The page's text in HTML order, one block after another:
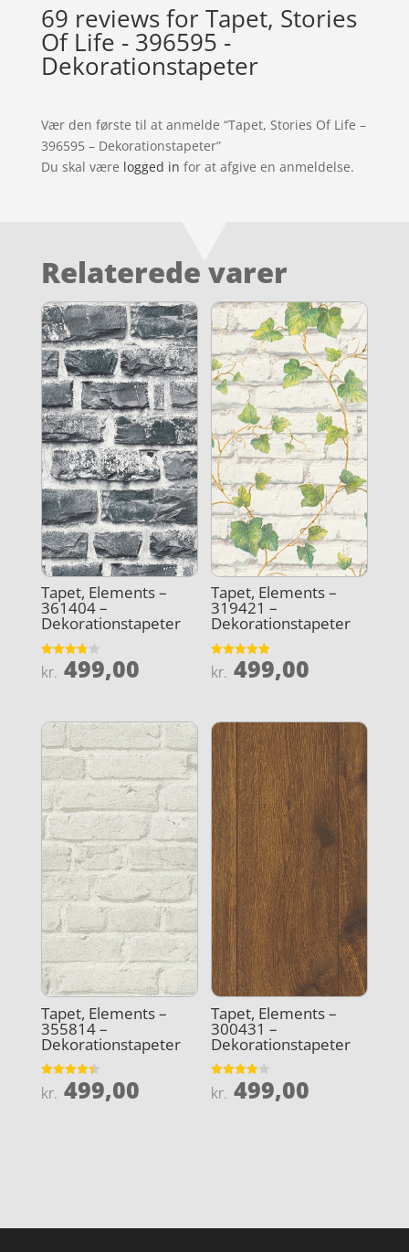
69 reviews forTapet, Stories
Of Life - 396595 -
Dekorationstapeter
Vær den første til at anmelde “Tapet, Stories Of Life –
396595 – Dekorationstapeter”
Du skal være logged in for at afgive en anmeldelse.
Relaterede varer
Tapet, Elements –
361404 –
Dekorationstapeter
Vurderet
3.8
kr. 499,00
Tapet, Elements –
319421 –
Dekorationstapeter
Vurderet
4.9
kr. 499,00
Tapet, Elements –
355814 –
Dekorationstapeter
Vurderet
4.4
kr. 499,00
Tapet, Elements –
300431 –
Dekorationstapeter
Vurderet
3.9
kr. 499,00